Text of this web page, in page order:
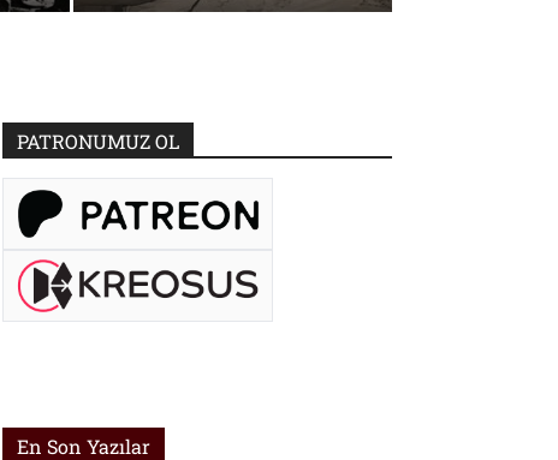
PATRONUMUZ OL
En Son Yazılar